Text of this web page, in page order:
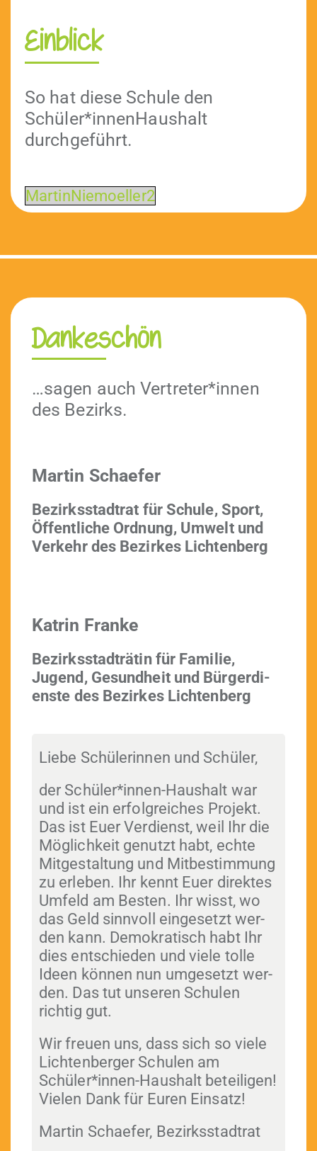
Einblick
So hat diese Schule den
Schüler*innenHaushalt
durchgeführt.
MartinNiemoeller2
Dankeschön
…sagen auch Vertreter*innen
des Bezirks.
Mar­tin Schaefer
Bezirksstad­trat für Schule, Sport,
Öffentliche Ord­nung, Umwelt und
Verkehr des Bezirkes Lichtenberg
Katrin Franke
Bezirksstadträtin für Fam­i­lie,
Jugend, Gesund­heit und Bürg­er­di­
en­ste des Bezirkes Lichtenberg
Liebe Schü­lerin­nen und Schüler,
der Schüler*innen-Haushalt war
und ist ein erfol­gre­ich­es Pro­jekt.
Das ist Euer Ver­di­enst, weil Ihr die
Möglichkeit genutzt habt, echte
Mit­gestal­tung und Mitbes­tim­mung
zu erleben. Ihr ken­nt Euer direk­tes
Umfeld am Besten. Ihr wisst, wo
das Geld sin­nvoll einge­set­zt wer­
den kann. Demokratisch habt Ihr
dies entsch­ieden und viele tolle
Ideen kön­nen nun umge­set­zt wer­
den. Das tut unseren Schulen
richtig gut.
Wir freuen uns, dass sich so viele
Licht­en­berg­er Schulen am
Schüler*innen-Haushalt beteili­gen!
Vie­len Dank für Euren Einsatz!
Mar­tin Schae­fer, Bezirksstadtrat